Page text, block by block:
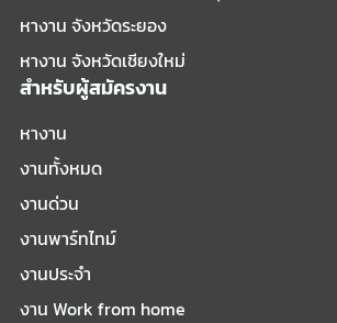
หางาน จังหวัดระยอง
หางาน จังหวัดเชียงใหม่
สำหรับผู้สมัครงาน
หางาน
งานทั้งหมด
งานด่วน
งานพาร์ทไทม์
งานประจำ
งาน Work from home